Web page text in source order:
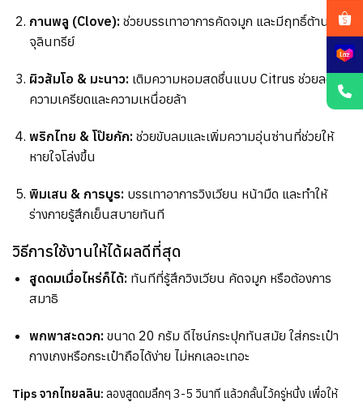
กานพลู (Clove): ช่วยบรรเทาอาการคัดจมูก และมีฤทธิ์ต้านเชื้อ
จุลินทรีย์
ผิวส้มโอ & มะนาว: เติมความหอมสดชื่นแบบ Citrus ช่วยลด
ความเครียดและความเหนื่อยล้า
พริกไทย & โป๊ยกัก: ช่วยขับลมและเพิ่มความอุ่นซ่านที่ช่วยให้
หายใจโล่งขึ้น
พิมเสน & การบูร: บรรเทาอาการวิงเวียน หน้ามืด และทำให้
ร่างกายรู้สึกเย็นสบายทันที
วิธีการใช้งานให้ได้ผลดีที่สุด
สูดดมเมื่อไหร่ก็ได้: ทันทีที่รู้สึกวิงเวียน คัดจมูก หรือต้องการ
สมาธิ
พกพาสะดวก: ขนาด 20 กรัม ดีไซน์กระปุกทันสมัย ใส่กระเป๋า
กางเกงหรือกระเป๋าถือได้ง่าย ไม่หกเลอะเทอะ
Tips จากไทยลลิน: ลองสูดดมลึกๆ 3-5 วินาที แล้วกลั้นไว้ครู่หนึ่ง เพื่อให้